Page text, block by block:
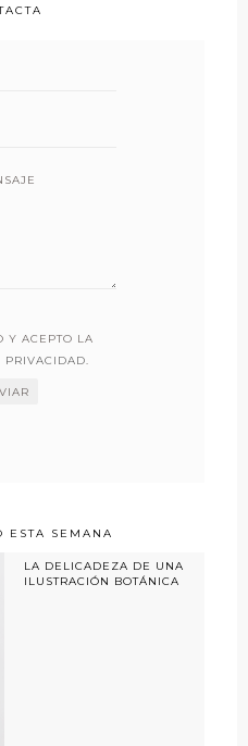
Y ACEPTO LA
PRIVACIDAD.
ESTA SEMANA
LA DELICADEZA DE UNA
ILUSTRACIÓN BOTÁNICA